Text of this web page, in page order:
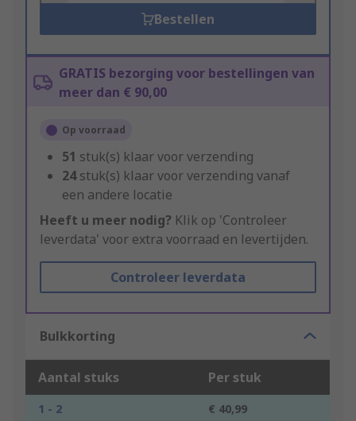
Bestellen
GRATIS bezorging voor bestellingen van
meer dan € 90,00
Op voorraad
51 stuk(s) klaar voor verzending
24stuk(s) klaar voor verzending vanaf
een andere locatie
Heeft u meer nodig? Klik op 'Controleer
leverdata' voor extra voorraad en levertijden.
Controleer leverdata
Bulkkorting
Aantal stuks Per stuk
1 - 2
€ 40,99